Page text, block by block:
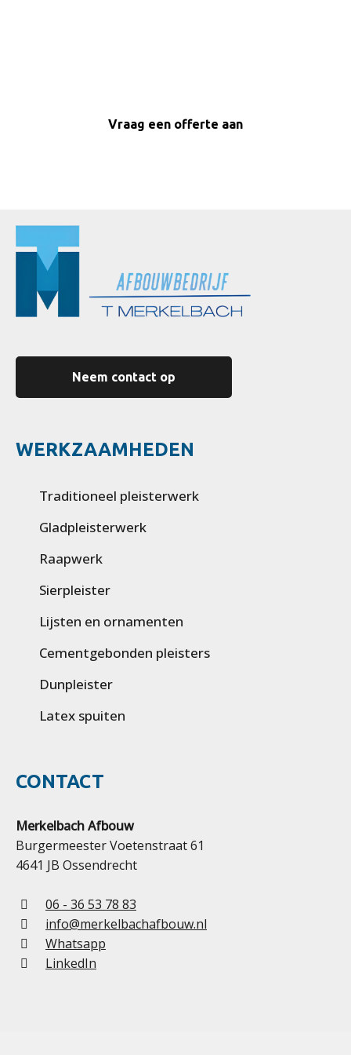
Vraag een offerte aan
Neem contact op
WERKZAAMHEDEN
Traditioneel pleisterwerk
Gladpleisterwerk
Raapwerk
Sierpleister
Lijsten en ornamenten
Cementgebonden pleisters
Dunpleister
Latex spuiten
CONTACT
Merkelbach Afbouw
Burgermeester Voetenstraat 61
4641 JB Ossendrecht
06 - 36 53 78 83
info@merkelbachafbouw.nl
Whatsapp
LinkedIn